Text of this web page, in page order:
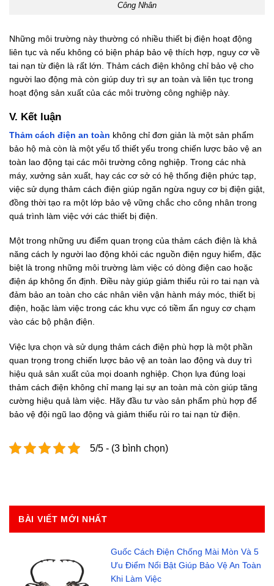
Công Nhân
Những môi trường này thường có nhiều thiết bị điện hoạt động
liên tục và nếu không có biện pháp bảo vệ thích hợp, nguy cơ về
tai nạn từ điện là rất lớn. Thảm cách điện không chỉ bảo vệ cho
người lao động mà còn giúp duy trì sự an toàn và liên tục trong
hoạt động sản xuất của các môi trường công nghiệp này.
V. Kết luận
Thảm cách điện an toàn không chỉ đơn giản là một sản phẩm
bảo hộ mà còn là một yếu tố thiết yếu trong chiến lược bảo vệ an
toàn lao động tại các môi trường công nghiệp. Trong các nhà
máy, xưởng sản xuất, hay các cơ sở có hệ thống điện phức tạp,
việc sử dụng thảm cách điện giúp ngăn ngừa nguy cơ bị điện giật,
đồng thời tạo ra một lớp bảo vệ vững chắc cho công nhân trong
quá trình làm việc với các thiết bị điện.
Một trong những ưu điểm quan trọng của thảm cách điện là khả
năng cách ly người lao động khỏi các nguồn điện nguy hiểm, đặc
biệt là trong những môi trường làm việc có dòng điện cao hoặc
điện áp không ổn định. Điều này giúp giảm thiểu rủi ro tai nạn và
đảm bảo an toàn cho các nhân viên vận hành máy móc, thiết bị
điện, hoặc làm việc trong các khu vực có tiềm ẩn nguy cơ chạm
vào các bộ phận điện.
Việc lựa chọn và sử dụng thảm cách điện phù hợp là một phần
quan trọng trong chiến lược bảo vệ an toàn lao động và duy trì
hiệu quả sản xuất của mọi doanh nghiệp. Chọn lựa đúng loại
thảm cách điện không chỉ mang lại sự an toàn mà còn giúp tăng
cường hiệu quả làm việc. Hãy đầu tư vào sản phẩm phù hợp để
bảo vệ đội ngũ lao động và giảm thiểu rủi ro tai nạn từ điện.
5/5 - (3 bình chọn)
BÀI VIẾT MỚI NHẤT
Guốc Cách Điện Chống Mài Mòn Và 5
Ưu Điểm Nổi Bật Giúp Bảo Vệ An Toàn
Khi Làm Việc